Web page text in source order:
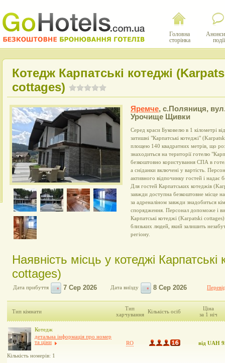
Головна
сторінка
події
Котедж Карпатські котеджі
cottages)
Яремче, с.Поляниця,
Урочище Щивки
Серед краси Буковелю в 1 кілометрі
затишні "Карпатські котеджі"
площею 140 квадратних метрів, що
знаходиться на території готелю
безкоштовно користування СПА в
а сніданки включені у вартість.
активного відпочинку гостей і надає
Для гостей Карпатських котеджів
завжди доступна безкоштовне місце
за адреналіном завжди знадобиться
спорядження. Персонал допоможе і
Карпатські котеджі (Karpatski
близьких людей, який залишить
регіону.
Наявність місць у котеджі
cottages)
Дата прибуття Дата виїзду
Тип кімнати
Тип
харчування
Кількість осіб
Ціна
за 1 ніч
Котедж
детальна інформація про номер
та ціни
Кількість номерів: 1
RO від UAH